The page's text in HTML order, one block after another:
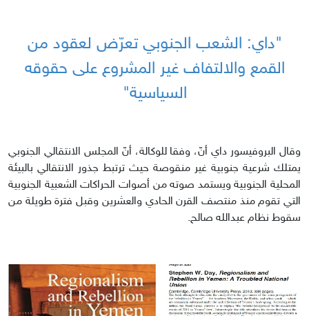
"داي: الشعب الجنوبي تعرّض لعقود من
القمع والالتفاف غير المشروع على حقوقه
السياسية"
وقال البروفيسور داي أنّ، وفقا للوكالة، أنّ المجلس الانتقالي الجنوبي
يمتلك شرعية جنوبية غير منقوصة حيث ترتبط جذور الانتقالي بالبيئة
المحلية الجنوبية ويستمد صوته من أصوات الحراكات الشعبية الجنوبية
التي تقوم منذ منتصف القرن الحادي والعشرين وقبل فترة طويلة من
سقوط نظام عبدالله صالح.